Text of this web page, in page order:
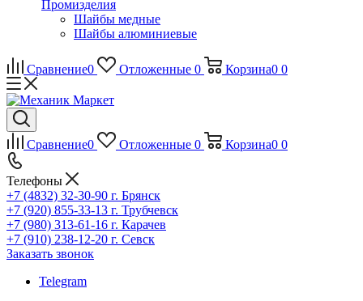
Промизделия
Шайбы медные
Шайбы алюминиевые
Сравнение0 Отложенные 0 Корзина0 0
Сравнение0 Отложенные 0 Корзина0 0
Телефоны
+7 (4832) 32-30-90 г. Брянск
+7 (920) 855-33-13 г. Трубчевск
+7 (980) 313-61-16 г. Карачев
+7 (910) 238-12-20 г. Севск
Заказать звонок
Telegram